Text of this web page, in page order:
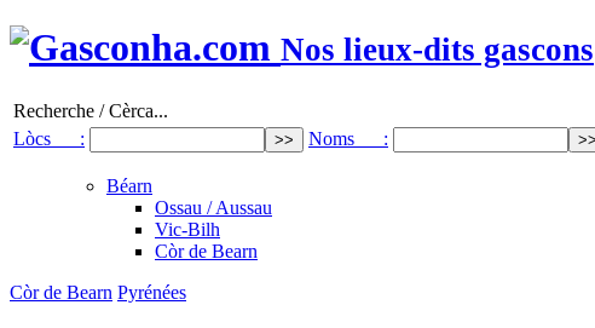
Nos lieux-dits gascons
Recherche / Cèrca...
Lòcs :
Noms :
Béarn
Ossau / Aussau
Vic-Bilh
Còr de Bearn
Còr de Bearn Pyrénées